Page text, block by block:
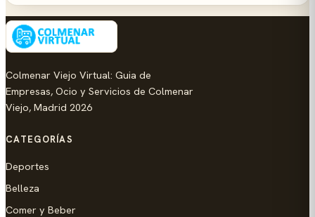
Colmenar Viejo Virtual: Guia de
Empresas, Ocio y Servicios de Colmenar
Viejo, Madrid 2026
CATEGORÍAS
Deportes
Belleza
Comer y Beber